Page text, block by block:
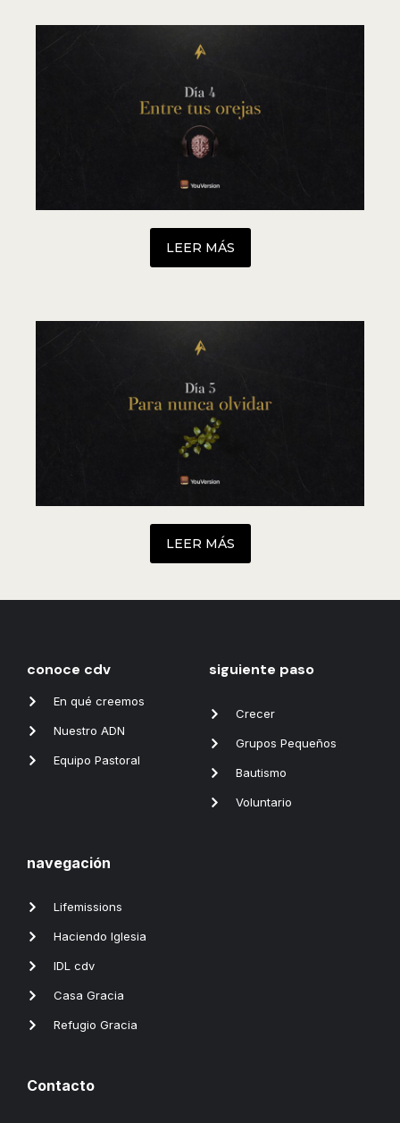
LEER MÁS
LEER MÁS
conoce cdv
En qué creemos
Nuestro ADN
Equipo Pastoral
siguiente paso
Crecer
Grupos Pequeños
Bautismo
Voluntario
navegación
Lifemissions
Haciendo Iglesia
IDL cdv
Casa Gracia
Refugio Gracia
Contacto